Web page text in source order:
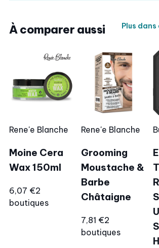
À comparer aussi Plus
Rene'e Blanche
Moine Cera
Wax 150ml
6,07 €2
boutiques
Rene'e Blanche
Grooming
Moustache &
Barbe
Châtaigne
7,81 €2
boutiques